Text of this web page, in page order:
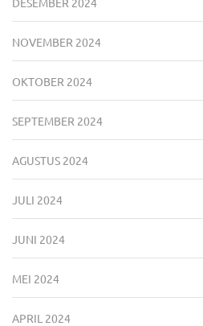
NOVEMBER 2024
OKTOBER 2024
SEPTEMBER 2024
AGUSTUS 2024
JULI 2024
JUNI 2024
MEI 2024
APRIL 2024